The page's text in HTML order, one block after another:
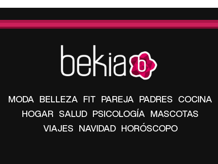
MODA BELLEZA FIT PAREJA PADRES COCINA
HOGAR SALUD PSICOLOGÍA MASCOTAS
VIAJES NAVIDAD HORÓSCOPO